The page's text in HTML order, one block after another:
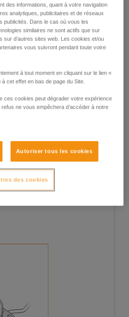
Exemples
travail en doigt
des informations, quant à votre navigation
analytiques, publicitaires et de réseaux
publicités. Dans le cas où vous les
similaires ne sont actifs que sur
sur d’autres sites web. Les cookies et/ou
vous suivront pendant toute votre
à tout moment en cliquant sur le lien «
cet effet en bas de page du Site.
ces cookies peut dégrader votre expérience
ne vous empêchera d’accéder à notre
Autoriser tous les cookies
des cookies